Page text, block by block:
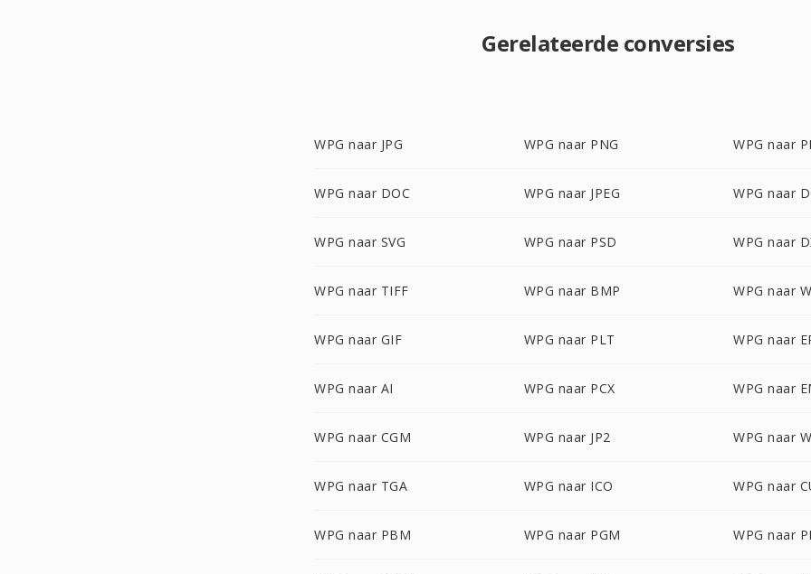
Gerelateerde conversies
WPG naar JPG WPG naar PNG WPG naar
WPG naar DOC WPG naar JPEG WPG naar
WPG naar SVG WPG naar PSD WPG naar
WPG naar TIFF WPG naar BMP WPG naar
WPG naar GIF WPG naar PLT WPG naar
WPG naar AI WPG naar PCX WPG naar
WPG naar CGM WPG naar JP2 WPG naar
WPG naar TGA WPG naar ICO WPG naar
WPG naar PBM WPG naar PGM WPG naar